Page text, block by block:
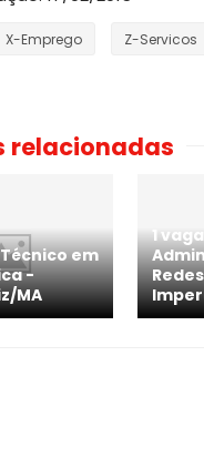
X-Emprego Z-Servicos
relacionadas
em
-
MA
1